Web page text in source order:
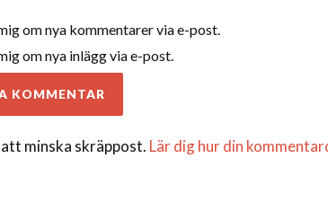
om nya kommentarer via e-post.
om nya inlägg via e-post.
minska skräppost. Lär dig hur din